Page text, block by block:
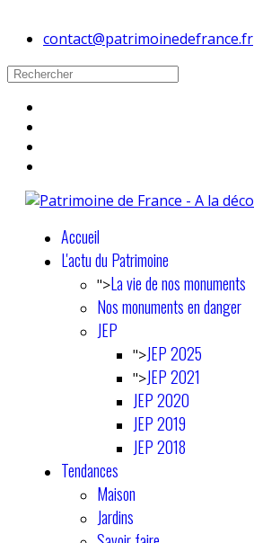
contact@patrimoinedefrance.fr
Accueil
L'actu du Patrimoine
">La vie de nos monuments
Nos monuments en danger
JEP
">JEP 2025
">JEP 2021
JEP 2020
JEP 2019
JEP 2018
Tendances
Maison
Jardins